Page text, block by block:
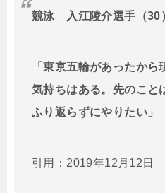
競泳 入江陵介選手（30
「東京五輪があったか
気持ちはある。先のこと
ふり返らずにやりたい」
引用：2019年12月12日